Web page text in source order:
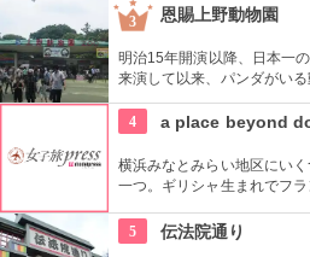
めるので、粋な雑貨を探すの
3 恩賜上野動物園
明治15年開演以降、日本一
来演して以来、パンダがい
員による無料のガイドツア
4
a place beyond
横浜みなとみらい地区にい
一つ。ギリシャ生まれでフ
内にあるクイーンズパーク
な羽をテーマにした幻想的な
5 伝法院通り